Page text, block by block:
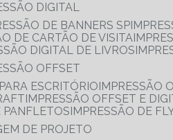
DIGITAL
DE BANNERS SP
DE CARTÃO DE VISITA
DIGITAL DE LIVROS
OFFSET
ESCRITÓRIO IMPRESSÃO
IMPRESSÃO OFFSET E
PANFLETOS IMPRESSÃO DE
DE PROJETO